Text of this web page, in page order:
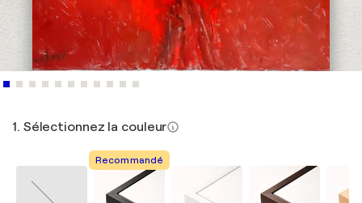
1. Sélectionnez la couleur
Recommandé